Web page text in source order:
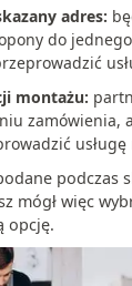
adres:
do
montażu:
zamówienia,
usługę
podczas
mógł więc
opcję.